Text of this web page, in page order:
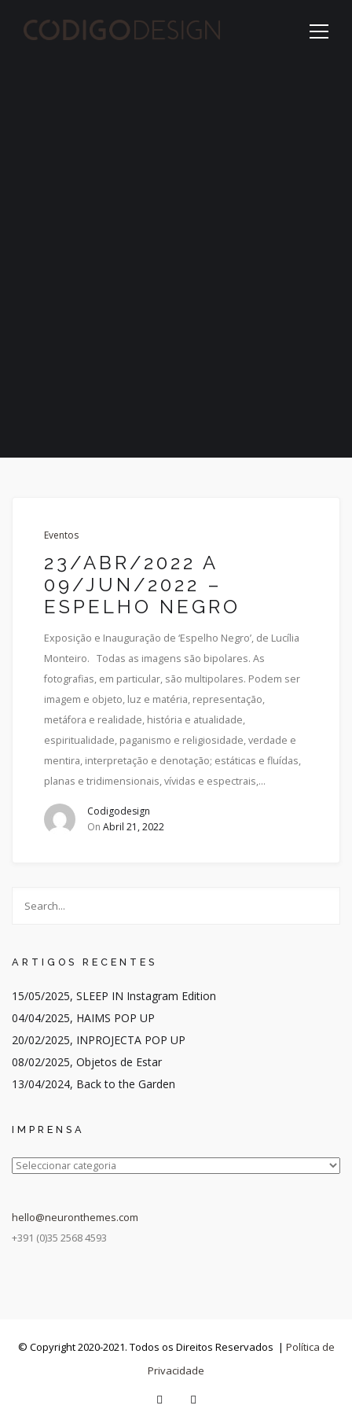
Eventos
23/ABR/2022 A
09/JUN/2022 –
ESPELHO NEGRO
Exposição e Inauguração de ‘Espelho Negro’, de Lucília
Monteiro. Todas as imagens são bipolares. As
fotografias, em particular, são multipolares. Podem ser
imagem e objeto, luz e matéria, representação,
metáfora e realidade, história e atualidade,
espiritualidade, paganismo e religiosidade, verdade e
mentira, interpretação e denotação; estáticas e fluídas,
planas e tridimensionais, vívidas e espectrais,…
Codigodesign
On Abril 21, 2022
ARTIGOS RECENTES
15/05/2025, SLEEP IN Instagram Edition
04/04/2025, HAIMS POP UP
20/02/2025, INPROJECTA POP UP
08/02/2025, Objetos de Estar
13/04/2024, Back to the Garden
IMPRENSA
IMPRENSA
hello@neuronthemes.com
+391 (0)35 2568 4593
© Copyright 2020-2021. Todos os Direitos Reservados | Política de
Privacidade